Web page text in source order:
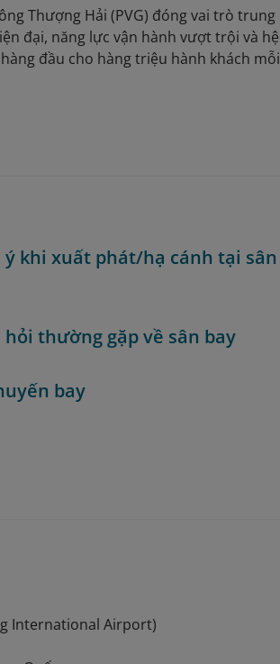
Thượng Hải (PVG) đóng vai trò trung
đại, năng lực vận hành vượt trội và hệ
đầu cho hàng triệu hành khách mỗi
ý khi xuất phát/hạ cánh tại sân
hỏi thường gặp về sân bay
bay
International Airport)